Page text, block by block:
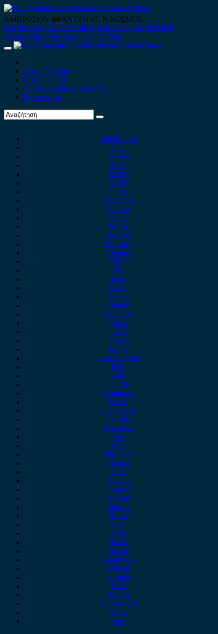
Skip
to
content
ΑΜΒΡΟΣΙΟΥ ΦΡΑΝΤΖΗ 67, Ν.ΚΟΣΜΟΣ
210 9012444 210 9239148 210 9238158 210 9026839
Κινητό-Viber-whatsapp : 6980507900
Primary
Αρχική Σελίδα
Ποιοί είμαστε
Ανταλλακτικά Αυτοκινήτων
Επικοινωνία
Alfa Romeo
Audi
Austin
Acura
BMW
BYD
Chery
Chevrolet
Citroen
Cupra
Dacia
Daewoo
Daihatsu
Dodge
DS
Fiat
Ford
Geely
Gonow
Honda
Hyundai
Isuzu
iveco
Jaecoo
Jaguar
Jeep Chrysler
KIA
Lada
Lancia
Leapmotor
Lexus
Lynk & co
Mazda
Mercedes
MG
Mini
Mitsubishi
Nissan
Opel
Omoda
Peugeot
Porsche
Renault
Rover
Saab
Seat
Skoda
Smart
ssangyong
Subaru
Suzuki
Tesla
Toyota
Volkswagen
Volvo
Xev